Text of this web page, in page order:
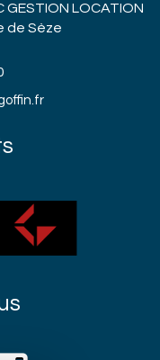
GESTION LOCATION
de Sèze